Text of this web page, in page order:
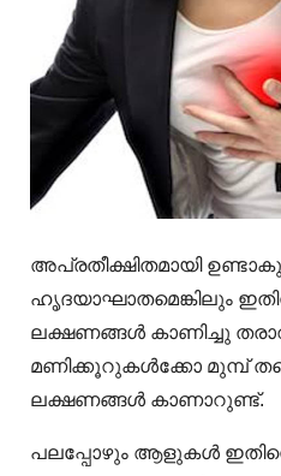
അപ്രതീക്ഷിതമായി
ഹൃദയാഘാതമെങ്കിലും
ലക്ഷണങ്ങൾ കാണിച്ചു
മണിക്കൂറുകൾക്കോ മുമ്പ്
ലക്ഷണങ്ങൾ കാണാറുണ്ട്.
പലപ്പോഴും ആളുകൾ